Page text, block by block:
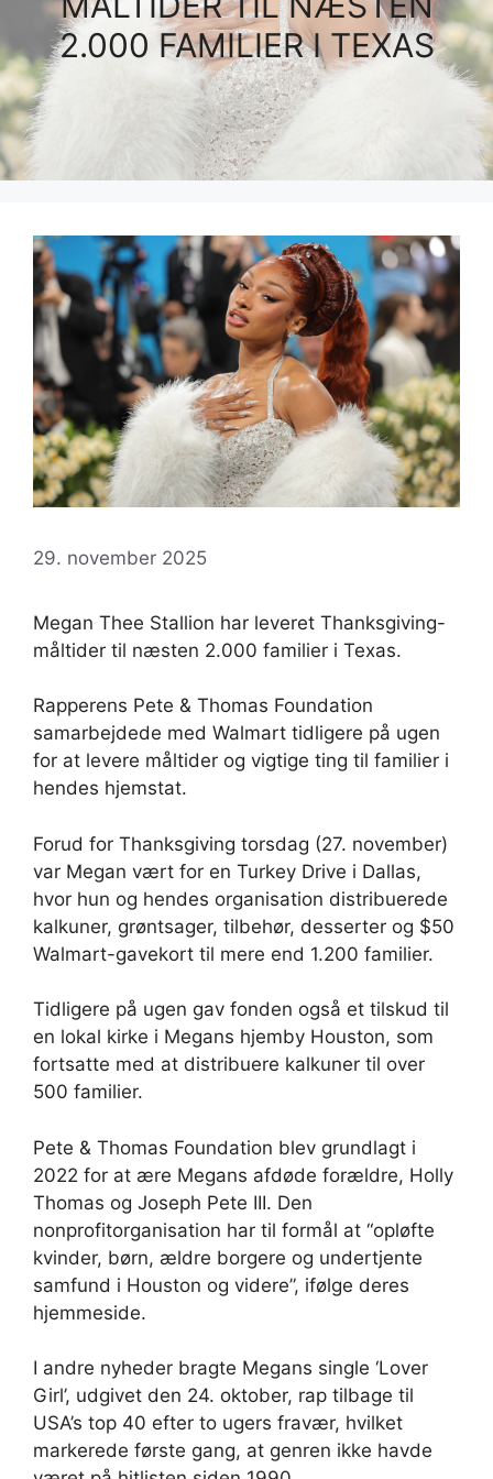
2.000 FAMILIER I TEXAS
29. november 2025
Megan Thee Stallion har leveret Thanksgiving-
måltider til næsten 2.000 familier i Texas.
Rapperens Pete & Thomas Foundation
samarbejdede med Walmart tidligere på ugen
for at levere måltider og vigtige ting til familier i
hendes hjemstat.
Forud for Thanksgiving torsdag (27. november)
var Megan vært for en Turkey Drive i Dallas,
hvor hun og hendes organisation distribuerede
kalkuner, grøntsager, tilbehør, desserter og $50
Walmart-gavekort til mere end 1.200 familier.
Tidligere på ugen gav fonden også et tilskud til
en lokal kirke i Megans hjemby Houston, som
fortsatte med at distribuere kalkuner til over
500 familier.
Pete & Thomas Foundation blev grundlagt i
2022 for at ære Megans afdøde forældre, Holly
Thomas og Joseph Pete III. Den
nonprofitorganisation har til formål at “opløfte
kvinder, børn, ældre borgere og undertjente
samfund i Houston og videre”, ifølge deres
hjemmeside.
I andre nyheder bragte Megans single ‘Lover
Girl’, udgivet den 24. oktober, rap tilbage til
USA’s top 40 efter to ugers fravær, hvilket
markerede første gang, at genren ikke havde